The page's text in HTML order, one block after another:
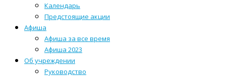
Календарь
Предстоящие акции
Афиша
Афиша за все время
Афиша 2023
Об учреждении
Руководство